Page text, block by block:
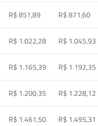
R$ 851,89 R$ 871,60
R$ 1.022,28 R$ 1.045,93
R$ 1.165,39 R$ 1.192,35
R$ 1.200,35 R$ 1.228,12
R$ 1.461,50 R$ 1.495,31